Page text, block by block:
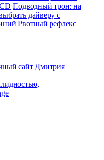
Подводный трон: на
дайверу с
Рвотный рефлекс
сайт Дмитрия